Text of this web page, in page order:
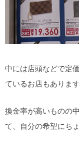
中には店頭などで定
ているお店もあります
換金率が高いものの
て、自分の希望にち